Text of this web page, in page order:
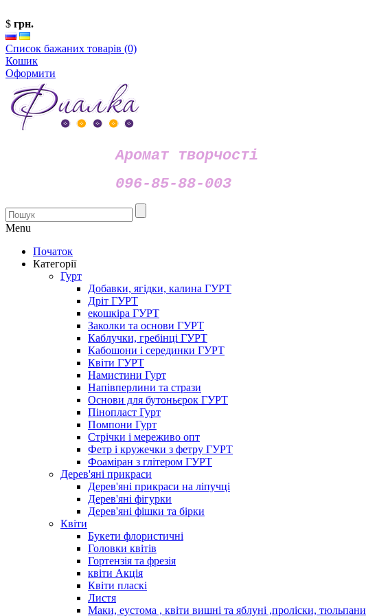
$ грн.
Список бажаних товарів (0)
Кошик
Оформити
Аромат творчості
096-85-88-003
Menu
Початок
Категорії
Гурт
Добавки, ягідки, калина ГУРТ
Дріт ГУРТ
екошкіра ГУРТ
Заколки та основи ГУРТ
Каблучки, гребінці ГУРТ
Кабошони і серединки ГУРТ
Квіти ГУРТ
Намистини Гурт
Напівперлини та стрази
Основи для бутоньєрок ГУРТ
Пінопласт Гурт
Помпони Гурт
Стрічки і мереживо опт
Фетр і кружечки з фетру ГУРТ
Фоаміран з глітером ГУРТ
Дерев'яні прикраси
Дерев'яні прикраси на ліпучці
Дерев'яні фігурки
Дерев'яні фішки та бірки
Квіти
Букети флористичні
Головки квітів
Гортензія та фрезія
квіти Акція
Квіти пласкі
Листя
Маки, еустома , квіти вишні та яблуні ,проліски, тюльпани